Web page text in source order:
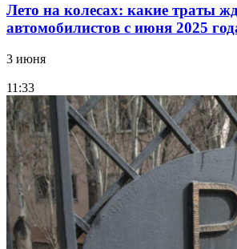
Лето на колесах: какие траты
автомобилистов с июня 2025
3 июня
11:33